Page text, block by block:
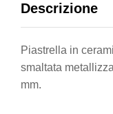
Descrizione
Piastrella in
smaltata
mm.